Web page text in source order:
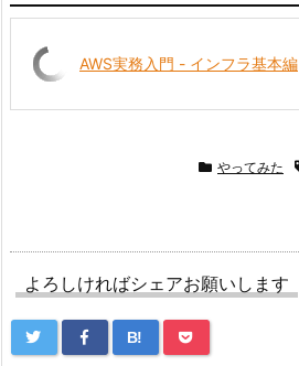
AWS実務入門 - インフラ基本編
やってみた
よろしければシェアお願いします
B!